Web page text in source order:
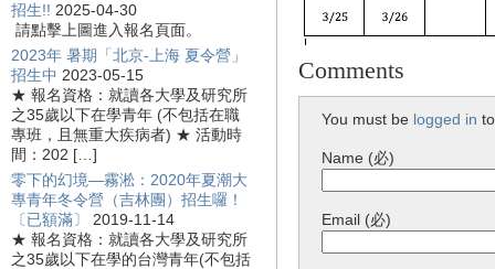
招生!! 2025-04-30
請點擊上圖進入報名頁面。
2023年 暑期「北京-上海 夏令營」
招生中 2023-05-15
★ 報名資格：就讀各大學及研究所
之35歲以下在學青年 (不包括在職
專班，且無重大疾病者) ★ 活動時
間：202 […]
零下的幻境—霧淞：2020年夏潮大
專青年冬令營（吉林團）招生囉！
〔已額滿〕
2019-11-14
★ 報名資格：就讀各大學及研究所
之35歲以下在學的台灣青年(不包括
Comments
You must be logged in
Name (必)
Email (必)